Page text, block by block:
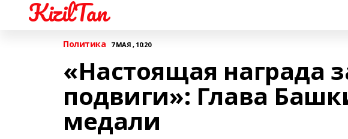
KizilTan
Политика 7 МАЯ , 10:20
«Настоящая награда
подвиги»: Глава
медали